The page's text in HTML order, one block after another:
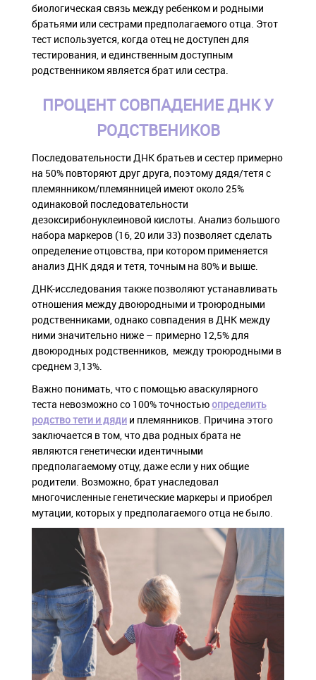
биологическая связь между ребенком и родными
братьями или сестрами предполагаемого отца. Этот
тест используется, когда отец не доступен для
тестирования, и единственным доступным
родственником является брат или сестра.
ПРОЦЕНТ СОВПАДЕНИЕ ДНК У
РОДСТВЕНИКОВ
Последовательности ДНК братьев и сестер примерно
на 50% повторяют друг друга, поэтому дядя/тетя с
племянником/племянницей имеют около 25%
одинаковой последовательности
дезоксирибонуклеиновой кислоты. Анализ большого
набора маркеров (16, 20 или 33) позволяет сделать
определение отцовства, при котором применяется
анализ ДНК дядя и тетя, точным на 80% и выше.
ДНК-исследования также позволяют устанавливать
отношения между двоюродными и троюродными
родственниками, однако совпадения в ДНК между
ними значительно ниже – примерно 12,5% для
двоюродных родственников, между троюродными в
среднем 3,13%.
Важно понимать, что с помощью аваскулярного
теста невозможно со 100% точностьюопределить
родство тети и дяди и племянников. Причина этого
заключается в том, что два родных брата не
являются генетически идентичными
предполагаемому отцу, даже если у них общие
родители. Возможно, брат унаследовал
многочисленные генетические маркеры и приобрел
мутации, которых у предполагаемого отца не было.